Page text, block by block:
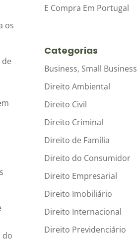
os
de
do
E Compra Em Portugal
Categorias
Business, Small Business
Direito Ambiental
Direito Civil
Direito Criminal
Direito de Família
Direito do Consumidor
Direito Empresarial
Direito Imobiliário
Direito Internacional
Direito Previdenciário